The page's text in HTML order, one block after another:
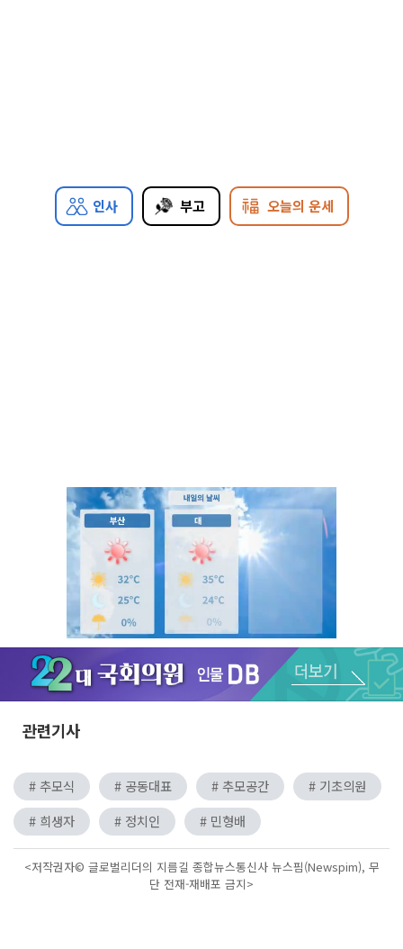
인사 부고 오늘의 운세
Unmute
관련기사
# 추모식 # 공동대표 # 추모공간
# 기초의원
# 희생자
# 정치인 # 민형배
<저작권자© 글로벌리더의 지름길 종합뉴스통신사 뉴스핌(Newspim), 무
단 전재-재배포 금지>